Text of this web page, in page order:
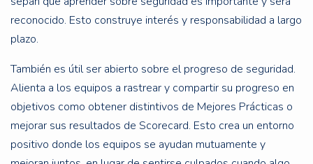
reconocido. Esto construye interés y responsabilidad a largo
plazo.
También es útil ser abierto sobre el progreso de seguridad.
Alienta a los equipos a rastrear y compartir su progreso en
objetivos como obtener distintivos de Mejores Prácticas o
mejorar sus resultados de Scorecard. Esto crea un entorno
positivo donde los equipos se ayudan mutuamente y